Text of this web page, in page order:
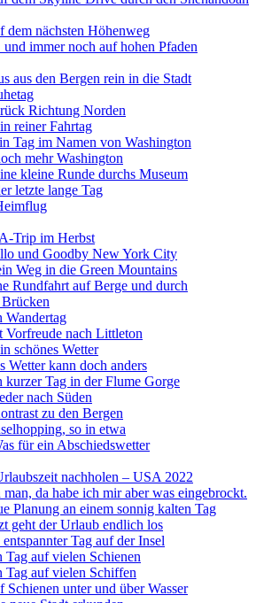
dem nächsten Höhenweg
immer noch auf hohen Pfaden
aus den Bergen rein in die Stadt
Richtung Norden
reiner Fahrtag
Tag im Namen von Washington
mehr Washington
kleine Runde durchs Museum
letzte lange Tag
Trip im Herbst
und Goodby New York City
Weg in die Green Mountains
Rundfahrt auf Berge und durch
Wandertag
Vorfreude nach Littleton
schönes Wetter
Wetter kann doch anders
kurzer Tag in der Flume Gorge
nach Süden
zu den Bergen
so in etwa
für ein Abschiedswetter
nachholen – USA 2022
da habe ich mir aber was eingebrockt.
Planung an einem sonnig kalten Tag
geht der Urlaub endlich los
Tag auf der Insel
Tag auf vielen Schienen
Tag auf vielen Schiffen
Schienen unter und über Wasser